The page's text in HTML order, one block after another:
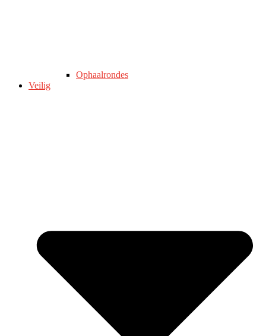
Ophaalrondes
Veilig